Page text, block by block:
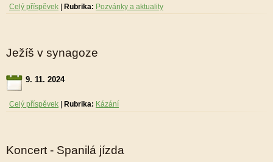
Celý příspěvek Rubrika: Pozvánky a aktuality
Ježíš v synagoze
9. 11. 2024
Celý příspěvek Rubrika: Kázání
Koncert - Spanilá jízda